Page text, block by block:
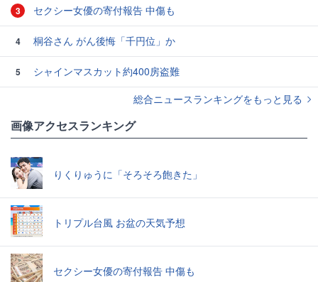
3 セクシー女優の寄付報告 中傷も
4 桐谷さん がん後悔「千円位」か
5
シャインマスカット約400房盗難
総合ニュースランキングをもっと見る
画像アクセスランキング
りくりゅうに「そろそろ飽きた」
トリプル台風 お盆の天気予想
セクシー女優の寄付報告 中傷も